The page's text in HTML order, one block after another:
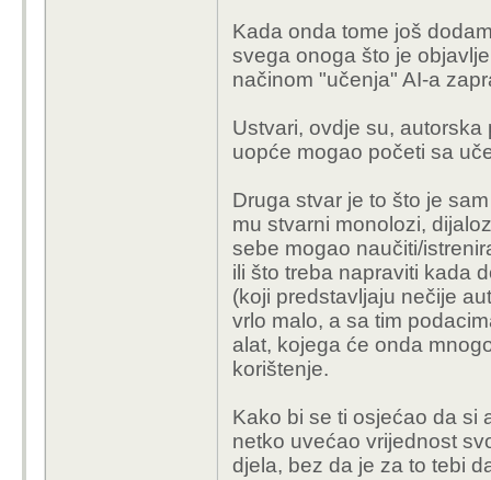
ajmo uvesti autorsko
Kada onda tome još
svega onoga što je
načinom "učenja" AI-a
Ustvari, ovdje su,
uopće mogao početi sa
Druga stvar je to što je
mu stvarni monolozi,
sebe mogao naučiti/
ili što treba napraviti kada
(koji predstavljaju nečije
vrlo malo, a sa tim
alat, kojega će onda
korištenje.
Kako bi se ti osjećao da si
netko uvećao vrijednost
djela, bez da je za to tebi